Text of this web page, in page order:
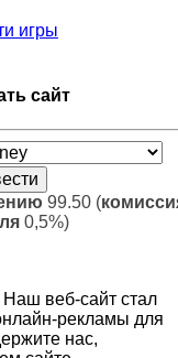
игры
сайт
99.50 (
0,5%)
Наш веб-сайт стал
рекламы для
нас,